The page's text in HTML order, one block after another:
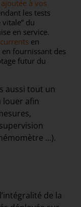
de la
à vos
les tests
du
en service.
en
fournissant des
futur du
aussi tout un
louer afin
…).